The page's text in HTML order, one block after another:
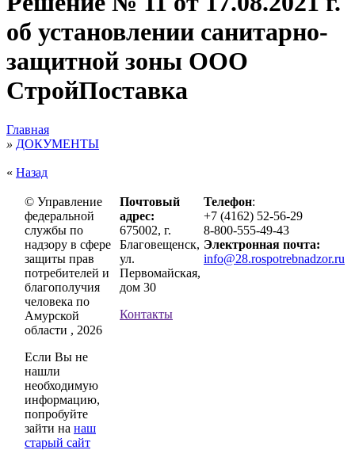
об установлении санитарно-
защитной зоны ООО
СтройПоставка
Главная
» ДОКУМЕНТЫ
« Назад
© Управление
федеральной
службы по
надзору в сфере
защиты прав
потребителей и
благополучия
человека по
Амурской
области , 2026
Если Вы не
нашли
необходимую
информацию,
попробуйте
зайти на наш
старый сайт
Почтовый
адрес:
675002, г.
Благовещенск,
ул.
Первомайская,
дом 30
Контакты
Телефон:
+7 (4162) 52-56-29
8-800-555-49-43
Электронная почта:
info@28.rospotrebnadzor.ru